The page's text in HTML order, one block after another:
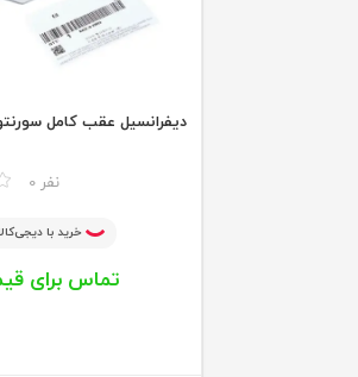
دیفرانسیل عقب کامل
0 نفر
خرید با
تماس برای